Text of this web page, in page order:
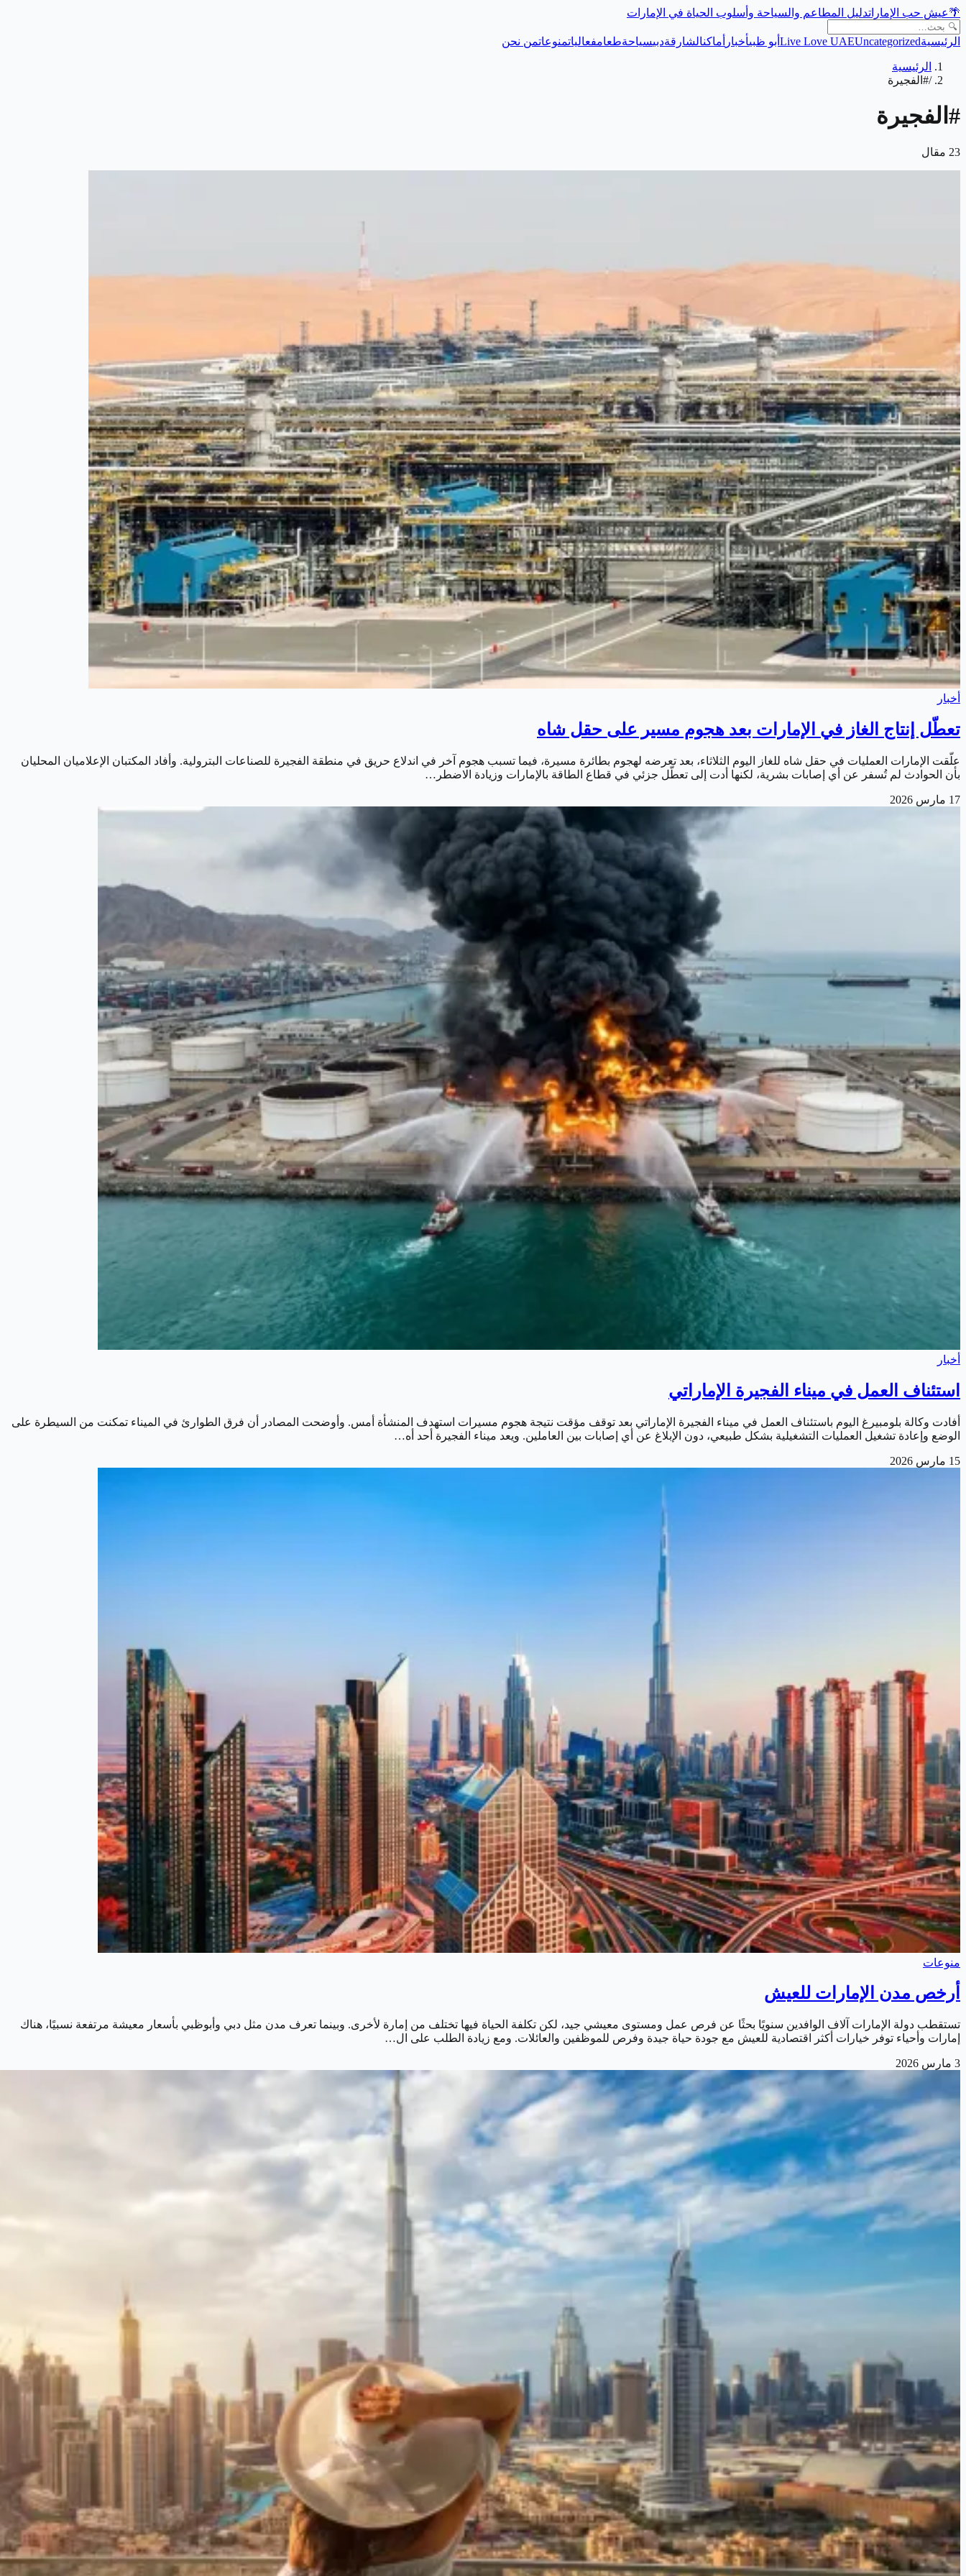
🌴عيش حب الإماراتدليل المطاعم والسياحة وأسلوب الحياة في الإمارات
الرئيسية Live Love UAEUncategorized أبو ظبيأخبار أماكنالشارقةدبيسياحةطعامفعالياتمنوعاتمن نحن
الرئيسية
/#الفجيرة
# الفجيرة
23 مقال
أخبار
تعطّل إنتاج الغاز في الإمارات بعد هجوم مسير على حقل شاه
علّقت الإمارات العمليات في حقل شاه للغاز اليوم الثلاثاء، بعد تعرضه لهجوم بطائرة مسيرة، فيما تسبب هجوم آخر في اندلاع حريق في منطقة الفجيرة للصناعات البترولية. وأفاد المكتبان الإعلاميان المحليان
بأن الحوادث لم تُسفر عن أي إصابات بشرية، لكنها أدت إلى تعطّل جزئي في قطاع الطاقة بالإمارات وزيادة الاضطر…
17 مارس 2026
أخبار
استئناف العمل في ميناء الفجيرة الإماراتي
أفادت وكالة بلومبيرغ اليوم باستئناف العمل في ميناء الفجيرة الإماراتي بعد توقف مؤقت نتيجة هجوم مسيرات استهدف المنشأة أمس. وأوضحت المصادر أن فرق الطوارئ في الميناء تمكنت من السيطرة على
الوضع وإعادة تشغيل العمليات التشغيلية بشكل طبيعي، دون الإبلاغ عن أي إصابات بين العاملين. ويعد ميناء الفجيرة أحد أه…
15 مارس 2026
منوعات
أرخص مدن الإمارات للعيش
تستقطب دولة الإمارات آلاف الوافدين سنويًا بحثًا عن فرص عمل ومستوى معيشي جيد، لكن تكلفة الحياة فيها تختلف من إمارة لأخرى. وبينما تعرف مدن مثل دبي وأبوظبي بأسعار معيشة مرتفعة نسبيًا، هناك
إمارات وأحياء توفر خيارات أكثر اقتصادية للعيش مع جودة حياة جيدة وفرص للموظفين والعائلات. ومع زيادة الطلب على ال…
3 مارس 2026